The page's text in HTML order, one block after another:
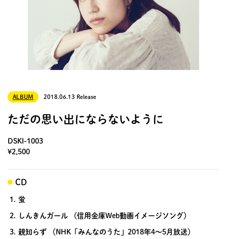
ALBUM 2018.06.13 Release
ただの思い出にならないように
DSKI-1003
¥2,500
CD
1. 蛍
2. しんきんガール （信用金庫Web動画イメージソング）
3. 親知らず （NHK「みんなのうた」2018年4～5月放送）